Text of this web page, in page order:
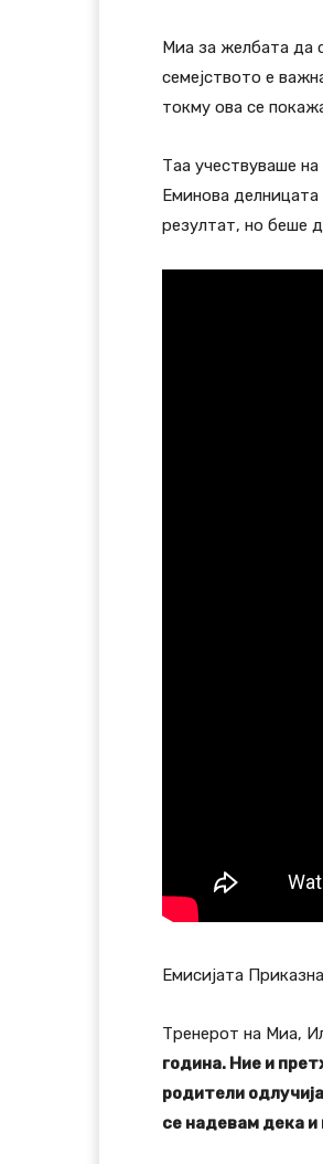
Миа за желбата да
семејството е
токму ова се
Таа учествуваше
Еминова
резултат, но беше
Емисијата
Тренерот на Миа,
година. Ние и
родители
се надевам дека